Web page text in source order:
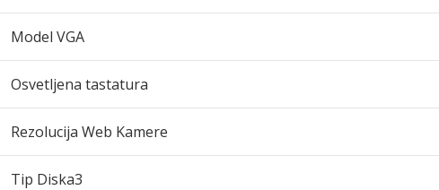
Model VGA
Osvetljena tastatura
Rezolucija Web Kamere
Tip Diska3